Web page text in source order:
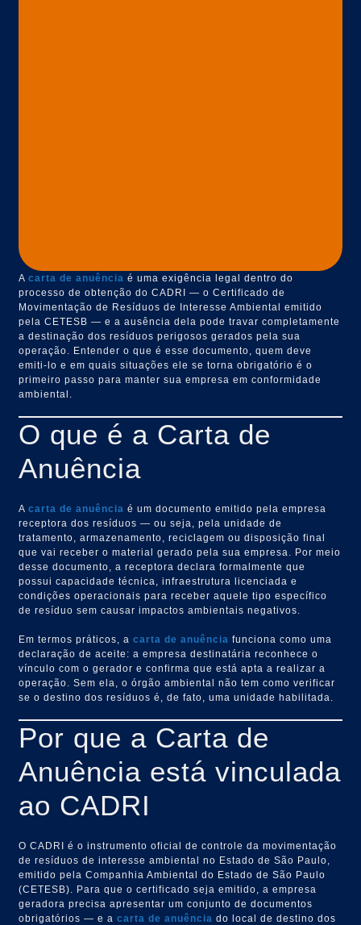
Acarta de anuência é uma exigência legal dentro do
processo de obtenção do CADRI — o Certificado de
Movimentação de Resíduos de Interesse Ambiental emitido
pela CETESB — e a ausência dela pode travar completamente
a destinação dos resíduos perigosos gerados pela sua
operação. Entender o que é esse documento, quem deve
emiti-lo e em quais situações ele se torna obrigatório é o
primeiro passo para manter sua empresa em conformidade
ambiental.
O que é a Carta de
Anuência
Acarta de anuência é um documento emitido pela empresa
receptora dos resíduos — ou seja, pela unidade de
tratamento, armazenamento, reciclagem ou disposição final
que vai receber o material gerado pela sua empresa. Por meio
desse documento, a receptora declara formalmente que
possui capacidade técnica, infraestrutura licenciada e
condições operacionais para receber aquele tipo específico
de resíduo sem causar impactos ambientais negativos.
Em termos práticos, acarta de anuência funciona como uma
declaração de aceite: a empresa destinatária reconhece o
vínculo com o gerador e confirma que está apta a realizar a
operação. Sem ela, o órgão ambiental não tem como verificar
se o destino dos resíduos é, de fato, uma unidade habilitada.
Por que a Carta de
Anuência está vinculada
ao CADRI
O CADRI é o instrumento oficial de controle da movimentação
de resíduos de interesse ambiental no Estado de São Paulo,
emitido pela Companhia Ambiental do Estado de São Paulo
(CETESB). Para que o certificado seja emitido, a empresa
geradora precisa apresentar um conjunto de documentos
obrigatórios — e acarta de anuência do local de destino dos